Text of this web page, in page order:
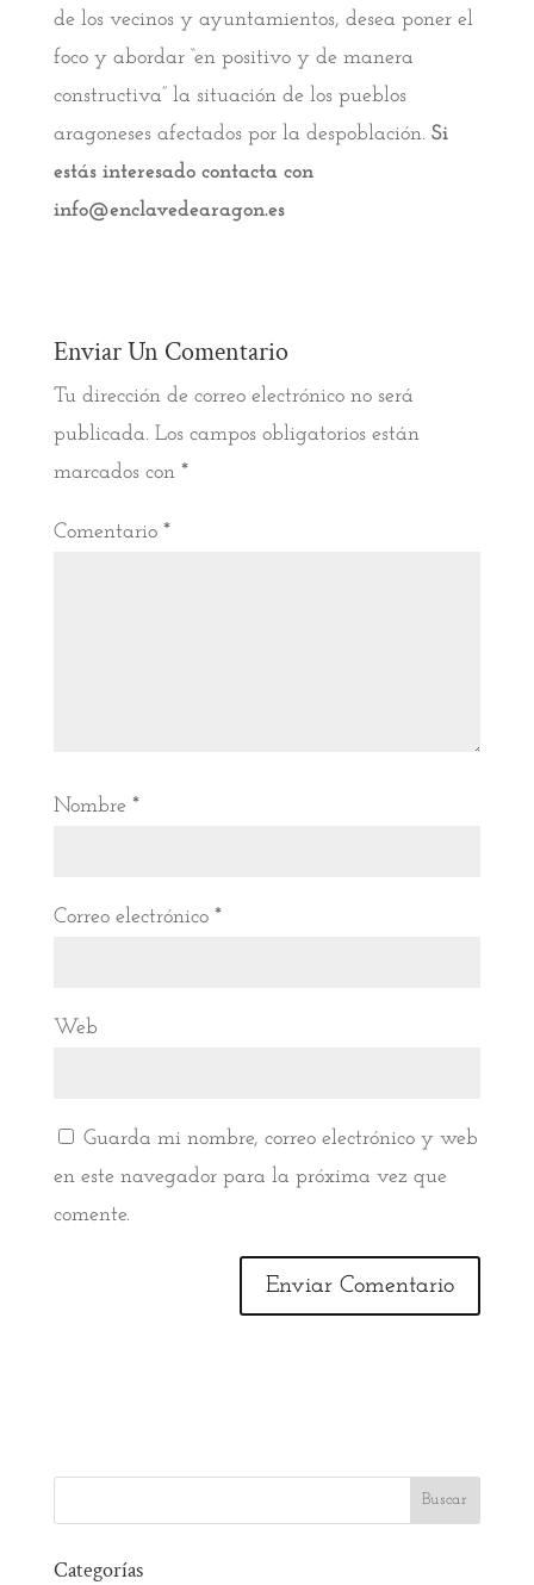
de los vecinos y ayuntamientos, desea poner el
foco y abordar “en positivo y de manera
constructiva” la situación de los pueblos
aragoneses afectados por la despoblación. Si
estás interesado contacta con
info@enclavedearagon.es
Enviar Un Comentario
Tu dirección de correo electrónico no será
publicada. Los campos obligatorios están
marcados con *
Comentario *
Nombre *
Correo electrónico *
Web
Guarda mi nombre, correo electrónico y web
en este navegador para la próxima vez que
comente.
Categorías